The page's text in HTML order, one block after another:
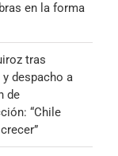
en la forma
tras
despacho a
de
“Chile